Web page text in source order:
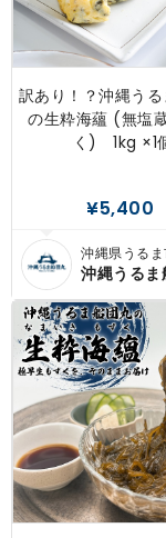
訳あり！？沖縄う
の生粋海蘊 (無塩
く) 1kg ×1
¥5,400
沖縄県うる
沖縄うるま